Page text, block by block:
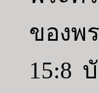
ของพ
15:8